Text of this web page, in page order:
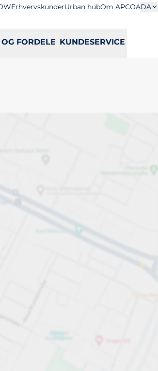
ErhvervskunderUrban hubOm APCOADA
FORDELE KUNDESERVICE